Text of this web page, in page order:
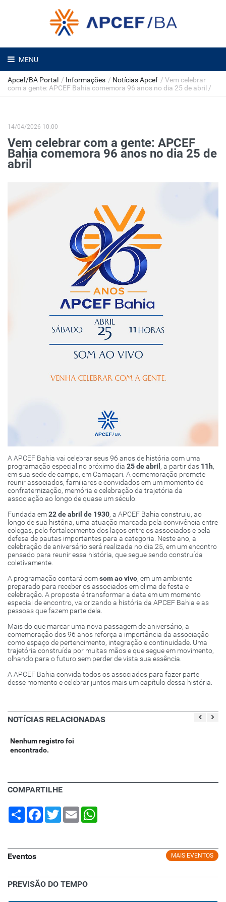
MENU
Apcef/BA Portal / Informações / Notícias Apcef / Vem celebrar
com a gente: APCEF Bahia comemora 96 anos no dia 25 de abril /
14/04/2026 10:00
Vem celebrar com a gente: APCEF
Bahia comemora 96 anos no dia 25 de
abril
A APCEF Bahia vai celebrar seus 96 anos de história com uma
programação especial no próximo dia 25 de abril , a partir das 11h,
em sua sede de campo, em Camaçari. A comemoração promete
reunir associados, familiares e convidados em um momento de
confraternização, memória e celebração da trajetória da
associação ao longo de quase um século.
Fundada em22 de abril de 1930, a APCEF Bahia construiu, ao
longo de sua história, uma atuação marcada pela convivência entre
colegas, pelo fortalecimento dos laços entre os associados e pela
defesa de pautas importantes para a categoria. Neste ano, a
celebração de aniversário será realizada no dia 25, em um encontro
pensado para reunir essa história, que segue sendo construída
coletivamente.
A programação contará comsom ao vivo, em um ambiente
preparado para receber os associados em clima de festa e
celebração. A proposta é transformar a data em um momento
especial de encontro, valorizando a história da APCEF Bahia e as
pessoas que fazem parte dela.
Mais do que marcar uma nova passagem de aniversário, a
comemoração dos 96 anos reforça a importância da associação
como espaço de pertencimento, integração e continuidade. Uma
trajetória construída por muitas mãos e que segue em movimento,
olhando para o futuro sem perder de vista sua essência.
A APCEF Bahia convida todos os associados para fazer parte
desse momento e celebrar juntos mais um capítulo dessa história.
NOTÍCIAS RELACIONADAS
Nenhum registro foi
encontrado.
COMPARTILHE
Share Facebook
TwitterEmail
MAIS EVENTOS
Eventos
PREVISÃO DO TEMPO